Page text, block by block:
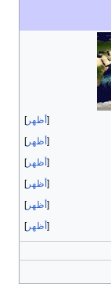
أظهر
أظهر
أظهر
أظهر
أظهر
أظهر